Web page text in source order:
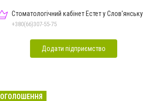
Стоматологічний кабінет Естет у Слов'янську
+380(66)307-55-75
Додати підприємство
ОГОЛОШЕННЯ